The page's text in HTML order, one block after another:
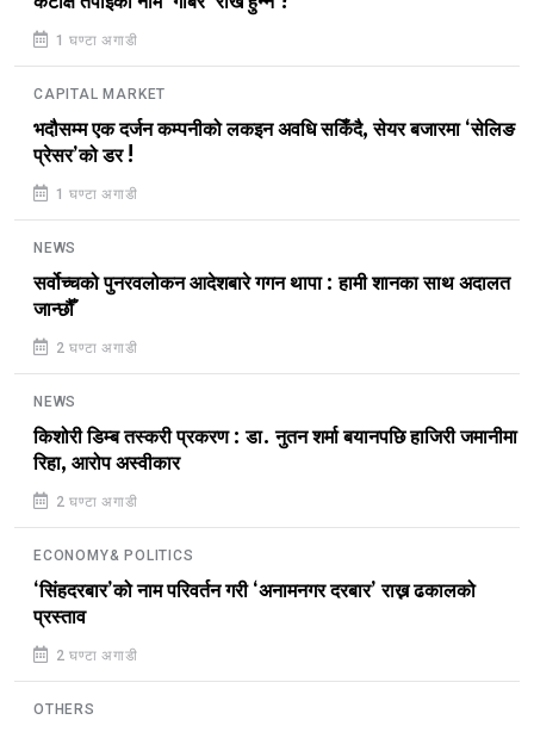
1 घण्टा अगाडी
CAPITAL MARKET
भदौसम्म एक दर्जन कम्पनीको लकइन अवधि सकिँदै, सेयर बजारमा ‘सेलिङ
प्रेसर’को डर !
1 घण्टा अगाडी
NEWS
सर्वोच्चको पुनरवलोकन आदेशबारे गगन थापा : हामी शानका साथ अदालत
जान्छौँ
2 घण्टा अगाडी
NEWS
किशोरी डिम्ब तस्करी प्रकरण : डा. नुतन शर्मा बयानपछि हाजिरी जमानीमा
रिहा, आरोप अस्वीकार
2 घण्टा अगाडी
ECONOMY& POLITICS
‘सिंहदरबार’को नाम परिवर्तन गरी ‘अनामनगर दरबार’ राख्न ढकालको
प्रस्ताव
2 घण्टा अगाडी
OTHERS